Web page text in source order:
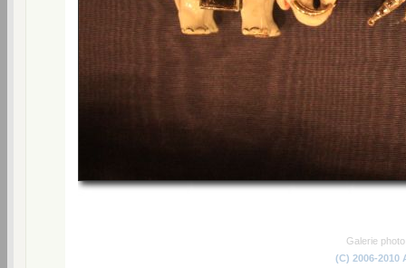
Galerie
(C) 2006-2010